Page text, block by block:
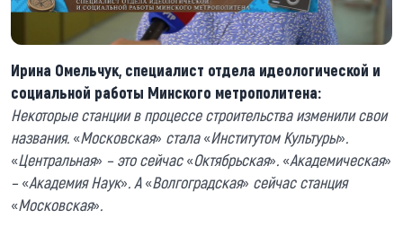
Ирина Омельчук, специалист отдела идеологической и
социальной работы Минского метрополитена:
Некоторые станции в процессе строительства изменили свои
названия. «Московская» стала«Институтом Культуры».
«Центральная» – это сейчас«Октябрьская». «Академическая»
– «Академия Наук». А«Волгоградская» сейчас станция
«Московская».